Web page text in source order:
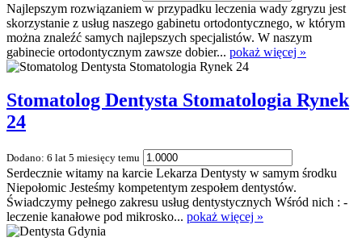
Najlepszym rozwiązaniem w przypadku leczenia wady zgryzu jest
skorzystanie z usług naszego gabinetu ortodontycznego, w którym
można znaleźć samych najlepszych specjalistów. W naszym
gabinecie ortodontycznym zawsze dobier... pokaż więcej »
Stomatolog Dentysta Stomatologia Rynek
24
Dodano: 6 lat 5 miesięcy temu
Serdecznie witamy na karcie Lekarza Dentysty w samym środku
Niepołomic Jesteśmy kompetentym zespołem dentystów.
Świadczymy pełnego zakresu usług dentystycznych Wśród nich : -
leczenie kanałowe pod mikrosko... pokaż więcej »